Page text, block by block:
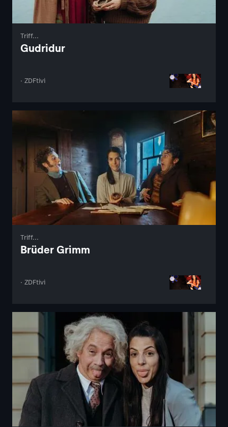
Triff...
Gudridur
· ZDFtivi
Triff...
Brüder Grimm
· ZDFtivi